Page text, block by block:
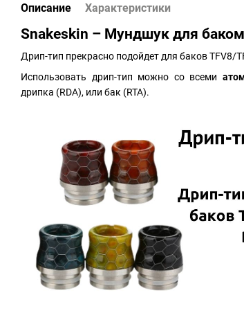
Описание Характеристики
Snakeskin – Мундшук для
Дрип-тип прекрасно подойдет для баков TFV8/
Использовать дрип-тип можно со всеми
дрипка (RDA), или бак (RTA).